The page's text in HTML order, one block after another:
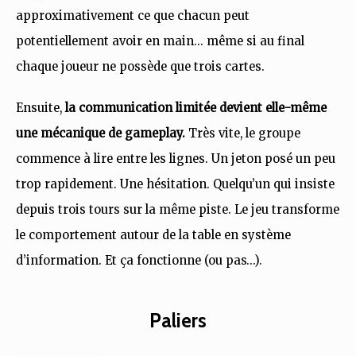
approximativement ce que chacun peut
potentiellement avoir en main… même si au final
chaque joueur ne possède que trois cartes.
Ensuite,la communication limitée devient elle-même
une mécanique de gameplay. Très vite, le groupe
commence à lire entre les lignes. Un jeton posé un peu
trop rapidement. Une hésitation. Quelqu’un qui insiste
depuis trois tours sur la même piste. Le jeu transforme
le comportement autour de la table en système
d’information. Et ça fonctionne (ou pas…).
Paliers